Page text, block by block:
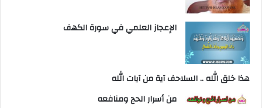
الإعجاز العلمي في سورة الكهف
هذا خلق الله .. السلاحف آية من آيات الله
من أسرار الحج ومنافعه